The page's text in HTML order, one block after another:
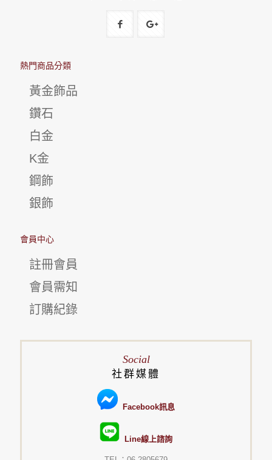
熱門商品分類
黃金飾品
鑽石
白金
K金
鋼飾
銀飾
會員中心
註冊會員
會員需知
訂購紀錄
Social
社群媒體
Facebook訊息
Line線上諮詢